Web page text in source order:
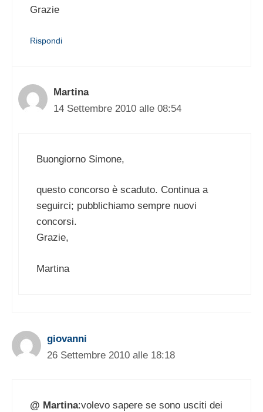
Grazie
Rispondi
Martina
14 Settembre 2010 alle 08:54
Buongiorno Simone,
questo concorso è scaduto. Continua a
seguirci; pubblichiamo sempre nuovi
concorsi.
Grazie,
Martina
giovanni
26 Settembre 2010 alle 18:18
@ Martina:volevo sapere se sono usciti dei